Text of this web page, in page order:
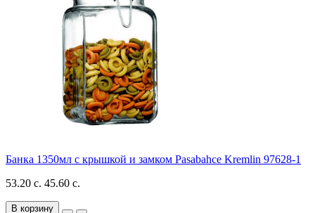
Банка 1350мл с крышкой и замком Pasabahce Kremlin 97628-1
53.20 с. 45.60 с.
В корзину